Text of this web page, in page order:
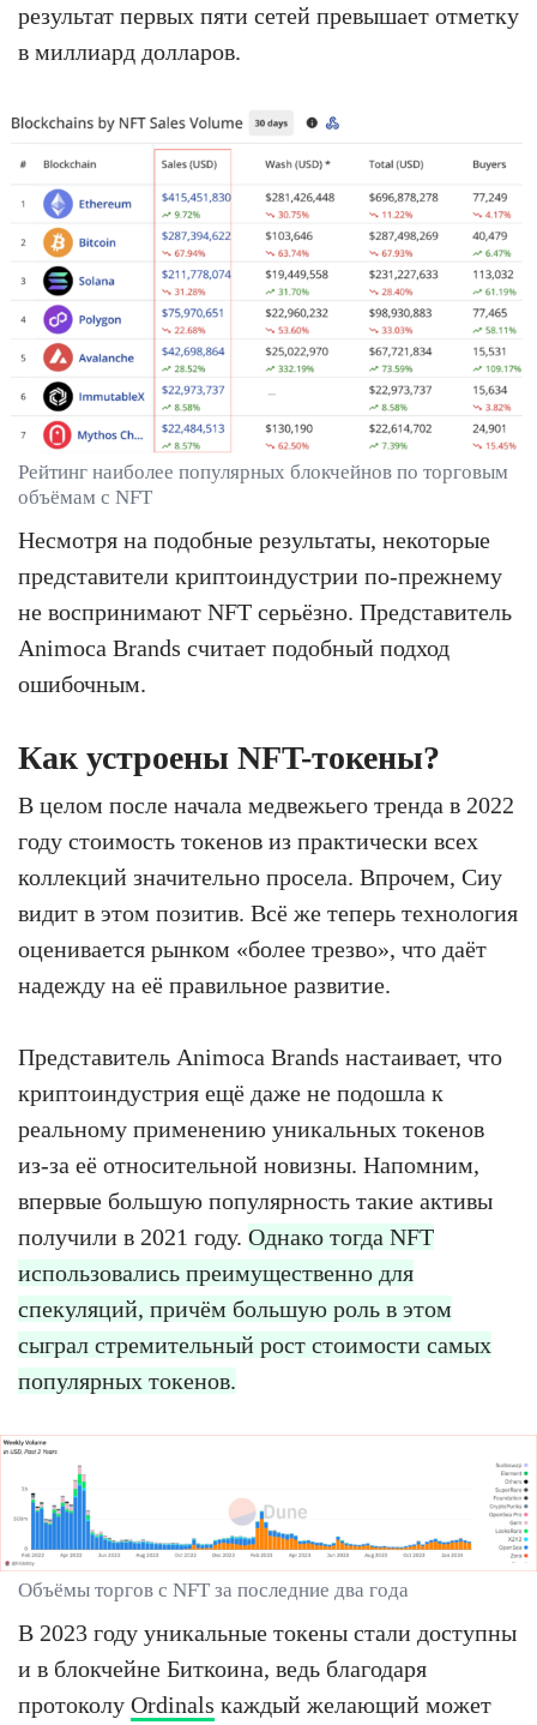
результат первых пяти сетей превышает отметку
в миллиард долларов.
Рейтинг наиболее популярных блокчейнов по торговым
объёмам с NFT
Несмотря на подобные результаты, некоторые
представители криптоиндустрии по-прежнему
не воспринимают NFT серьёзно. Представитель
Animoca Brands считает подобный подход
ошибочным.
Как устроены NFT-токены?
В целом после начала медвежьего тренда в 2022
году стоимость токенов из практически всех
коллекций значительно просела. Впрочем, Сиу
видит в этом позитив. Всё же теперь технология
оценивается рынком «более трезво», что даёт
надежду на её правильное развитие.
Представитель Animoca Brands настаивает, что
криптоиндустрия ещё даже не подошла к
реальному применению уникальных токенов
из-за её относительной новизны. Напомним,
впервые большую популярность такие активы
получили в 2021 году. Однако тогда NFT
использовались преимущественно для
спекуляций, причём большую роль в этом
сыграл стремительный рост стоимости самых
популярных токенов.
Объёмы торгов с NFT за последние два года
В 2023 году уникальные токены стали доступны
и в блокчейне Биткоина, ведь благодаря
протоколу Ordinals каждый желающий может